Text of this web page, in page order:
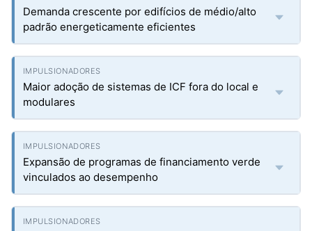
Demanda crescente por edifícios de médio/alto
padrão energeticamente eficientes
Maior adoção de sistemas de ICF fora do local e
modulares
Expansão de programas de financiamento verde
vinculados ao desempenho